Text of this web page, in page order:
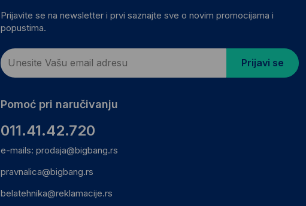
Prijavite se na newsletter i prvi saznajte sve o novim promocijama i
popustima.
Prijavi se
Pomoć pri naručivanju
011.41.42.720
e-mails: prodaja@bigbang.rs
pravnalica@bigbang.rs
belatehnika@reklamacije.rs